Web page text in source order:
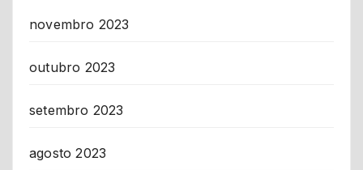
novembro 2023
outubro 2023
setembro 2023
agosto 2023